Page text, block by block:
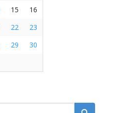
15
16
22
23
29
30